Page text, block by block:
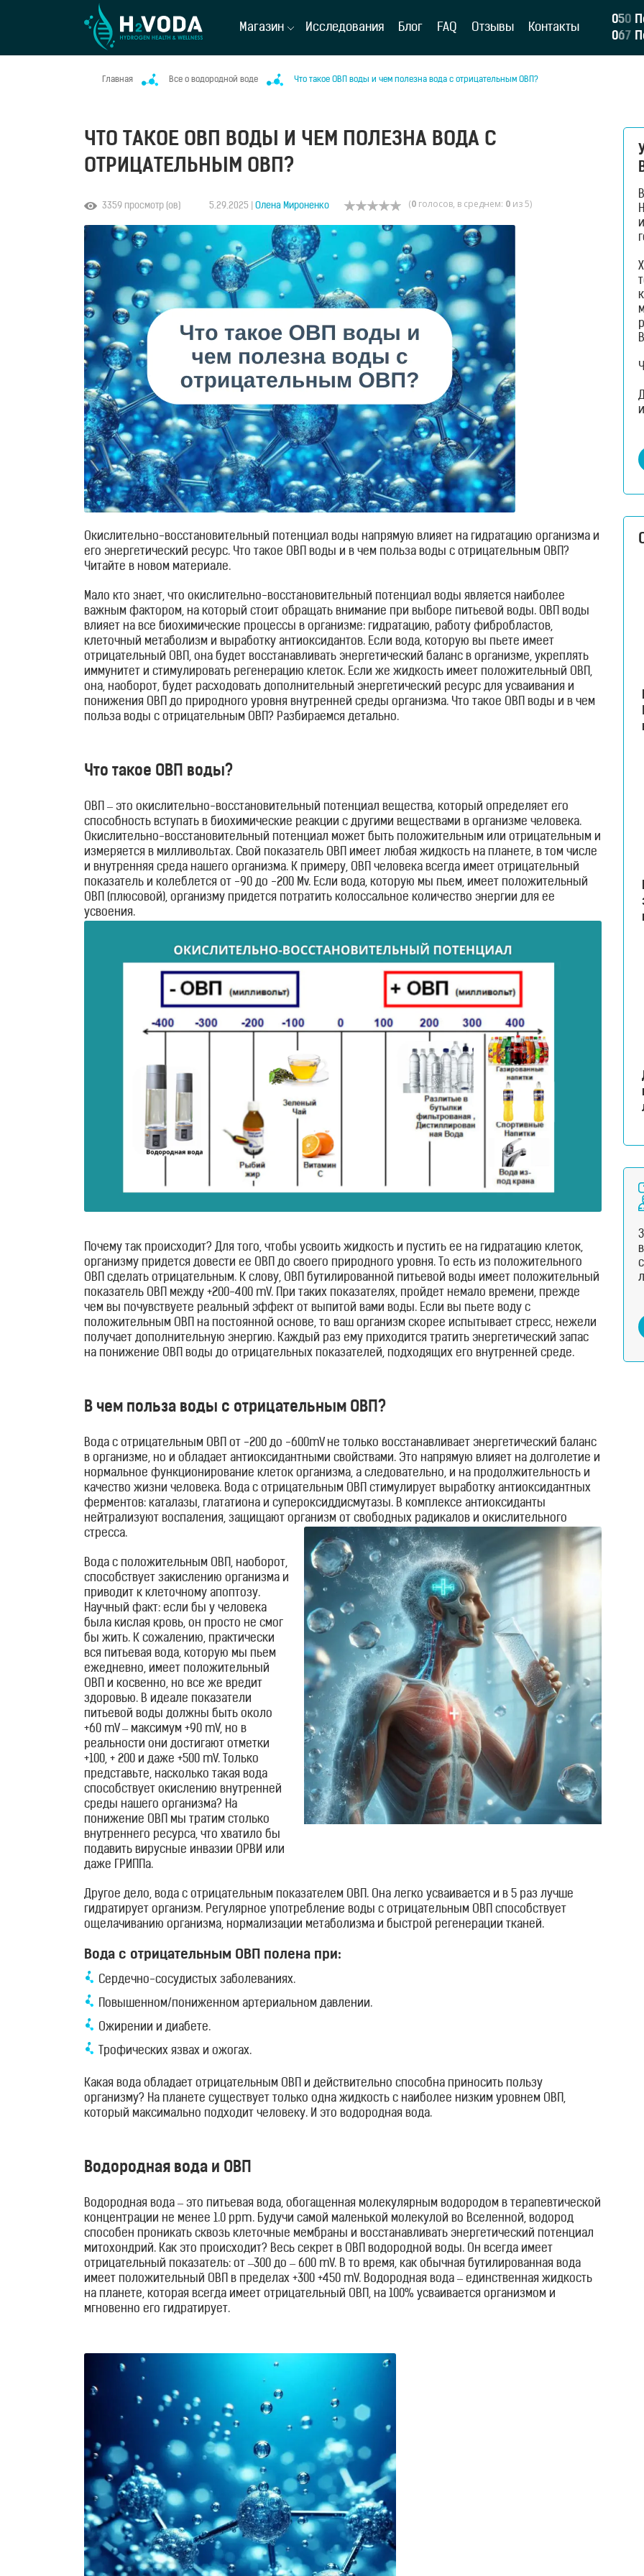
Магазин
водородной
Портативные
Стационарные
Водородные
Водородные
бутылки
Водородные
ингаляторы
Водородные
Кислородные
концентраторы
продукты
приборы
Фотоэпиляторы
Очистители
воздуха
Измерительные
приборы
Товары
здоровья
Приборы
световой
терапии
Дезинфекторы
Аксессуары
Исследования
Отзывы
Контакты
Магазин Исследования Блог FAQ Отзывы Контакты
050
067
Главная Все о водородной воде Что такое ОВП воды и чем полезна вода с отрицательным ОВП?
ЧТО ТАКОЕ ОВП ВОДЫ И ЧЕМ ПОЛЕЗНА ВОДА С
ОТРИЦАТЕЛЬНЫМ ОВП?
3359 просмотр (ов) 5.29.2025 | Олена Мироненко (0 голосов, в среднем: 0 из 5)
Окислительно-восстановительный потенциал воды напрямую влияет на гидратацию организма и
его энергетический ресурс. Что такое ОВП воды и в чем польза воды с отрицательным ОВП?
Читайте в новом материале.
Мало кто знает, что окислительно-восстановительный потенциал воды является наиболее
важным фактором, на который стоит обращать внимание при выборе питьевой воды. ОВП воды
влияет на все биохимические процессы в организме: гидратацию, работу фибробластов,
клеточный метаболизм и выработку антиоксидантов. Если вода, которую вы пьете имеет
отрицательный ОВП, она будет восстанавливать энергетический баланс в организме, укреплять
иммунитет и стимулировать регенерацию клеток. Если же жидкость имеет положительный ОВП,
она, наоборот, будет расходовать дополнительный энергетический ресурс для усваивания и
понижения ОВП до природного уровня внутренней среды организма. Что такое ОВП воды и в чем
польза воды с отрицательным ОВП? Разбираемся детально.
Что такое ОВП воды?
ОВП – это окислительно-восстановительный потенциал вещества, который определяет его
способность вступать в биохимические реакции с другими веществами в организме человека.
Окислительно-восстановительный потенциал может быть положительным или отрицательным и
измеряется в милливольтах. Свой показатель ОВП имеет любая жидкость на планете, в том числе
и внутренняя среда нашего организма. К примеру, ОВП человека всегда имеет отрицательный
показатель и колеблется от -90 до -200 Mv. Если вода, которую мы пьем, имеет положительный
ОВП (плюсовой), организму придется потратить колоссальное количество энергии для ее
усвоения.
Почему так происходит? Для того, чтобы усвоить жидкость и пустить ее на гидратацию клеток,
организму придется довести ее ОВП до своего природного уровня. То есть из положительного
ОВП сделать отрицательным. К слову, ОВП бутилированной питьевой воды имеет положительный
показатель ОВП между +200-400 mV. При таких показателях, пройдет немало времени, прежде
чем вы почувствуете реальный эффект от выпитой вами воды. Если вы пьете воду с
положительным ОВП на постоянной основе, то ваш организм скорее испытывает стресс, нежели
получает дополнительную энергию. Каждый раз ему приходится тратить энергетический запас
на понижение ОВП воды до отрицательных показателей, подходящих его внутренней среде.
В чем польза воды с отрицательным ОВП?
Вода с отрицательным ОВП от -200 до -600mV не только восстанавливает энергетический баланс
в организме, но и обладает антиоксидантными свойствами. Это напрямую влияет на долголетие и
нормальное функционирование клеток организма, а следовательно, и на продолжительность и
качество жизни человека. Вода с отрицательным ОВП стимулирует выработку антиоксидантных
ферментов: каталазы, глататиона и супероксиддисмутазы. В комплексе антиоксиданты
нейтрализуют воспаления, защищают организм от свободных радикалов и окислительного
стресса.
Вода с положительным ОВП, наоборот,
способствует закислению организма и
приводит к клеточному апоптозу.
Научный факт: если бы у человека
была кислая кровь, он просто не смог
бы жить. К сожалению, практически
вся питьевая вода, которую мы пьем
ежедневно, имеет положительный
ОВП и косвенно, но все же вредит
здоровью. В идеале показатели
питьевой воды должны быть около
+60 mV – максимум +90 mV, но в
реальности они достигают отметки
+100, + 200 и даже +500 mV. Только
представьте, насколько такая вода
способствует окислению внутренней
среды нашего организма? На
понижение ОВП мы тратим столько
внутреннего ресурса, что хватило бы
подавить вирусные инвазии ОРВИ или
даже ГРИППа.
Другое дело, вода с отрицательным показателем ОВП. Она легко усваивается и в 5 раз лучше
гидратирует организм. Регулярное употребление воды с отрицательным ОВП способствует
ощелачиванию организма, нормализации метаболизма и быстрой регенерации тканей.
Вода с отрицательным ОВП полена при:
Сердечно-сосудистых заболеваниях.
Повышенном/пониженном артериальном давлении.
Ожирении и диабете.
Трофических язвах и ожогах.
Какая вода обладает отрицательным ОВП и действительно способна приносить пользу
организму? На планете существует только одна жидкость с наиболее низким уровнем ОВП,
который максимально подходит человеку. И это водородная вода.
Водородная вода и ОВП
Водородная вода – это питьевая вода, обогащенная молекулярным водородом в терапевтической
концентрации не менее 1.0 ppm. Будучи самой маленькой молекулой во Вселенной, водород
способен проникать сквозь клеточные мембраны и восстанавливать энергетический потенциал
митохондрий. Как это происходит? Весь секрет в ОВП водородной воды. Он всегда имеет
отрицательный показатель: от –300 до – 600 mV. В то время, как обычная бутилированная вода
имеет положительный ОВП в пределах +300 +450 mV. Водородная вода – единственная жидкость
на планете, которая всегда имеет отрицательный ОВП, на 100% усваивается организмом и
мгновенно его гидратирует.